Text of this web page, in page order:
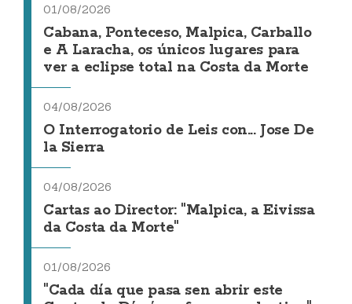
01/08/2026
Cabana, Ponteceso, Malpica, Carballo
e A Laracha, os únicos lugares para
ver a eclipse total na Costa da Morte
04/08/2026
O Interrogatorio de Leis con... Jose De
la Sierra
04/08/2026
Cartas ao Director: "Malpica, a Eivissa
da Costa da Morte"
01/08/2026
"Cada día que pasa sen abrir este